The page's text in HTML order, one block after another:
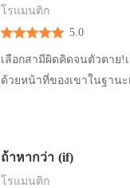
โรแมนติก
5.0
เลือกสามีผิดคิดจนตัวตาย!
ด้วยหน้าที่ของเขาในฐาน
ถ้าหากว่า (if)
โรแมนติก